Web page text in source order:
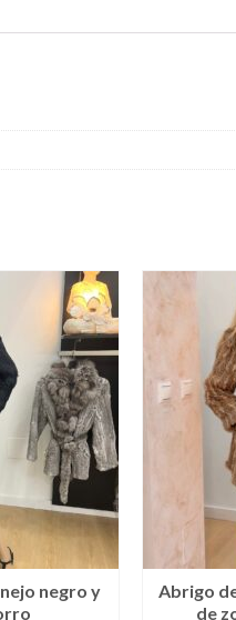
negro y
Abrigo
de